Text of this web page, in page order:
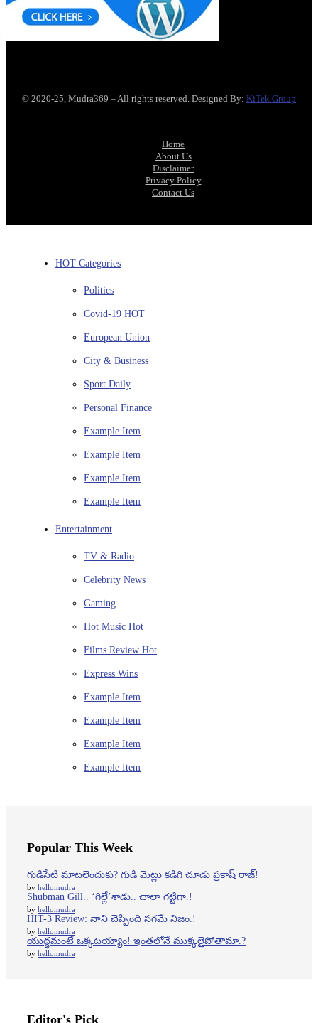
© 2020-25, Mudra369 – All rights reserved. Designed By: KiTek Group
Home
About Us
Disclaimer
Privacy Policy
Contact Us
HOT Categories
Politics
Covid-19 HOT
European Union
City & Business
Sport Daily
Personal Finance
Example Item
Example Item
Example Item
Example Item
Entertainment
TV & Radio
Celebrity News
Gaming
Hot Music Hot
Films Review Hot
Express Wins
Example Item
Example Item
Example Item
Example Item
Popular This Week
గుడిసేటి మాటలెందుకు? గుడి మెట్లు కడిగి చూడు ప్రకాష్ రాజ్!
by hellomudra
Shubman Gill.. ‘గిల్లే’శాడు.. చాలా గట్టిగా.!
by hellomudra
HIT-3 Review: నాని చెప్పింది సగమే నిజం.!
by hellomudra
యుద్ధమంటే ఒక్కటయ్యాం! ఇంతలోనే ముక్కలైపోతామా.?
by hellomudra
Editor's Pick